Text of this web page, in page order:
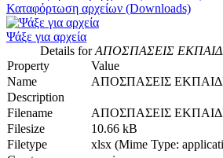
Καταφόρτωση αρχείων (Downloads)
Ψάξε για αρχεία
Details forΑΠΟΣΠΑΣΕΙΣ
Property
Value
Name
ΑΠΟΣΠΑΣΕΙΣ
Description
Filename
ΑΠΟΣΠΑΣΕΙΣ
Filesize
10.66 kB
Filetype
xlsx (Mime Type: